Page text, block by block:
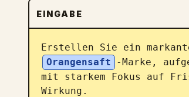
EINGABE
Erstellen Sie ein
Orangensaft
-Marke,
mit starkem Fokus auf
Wirkung.